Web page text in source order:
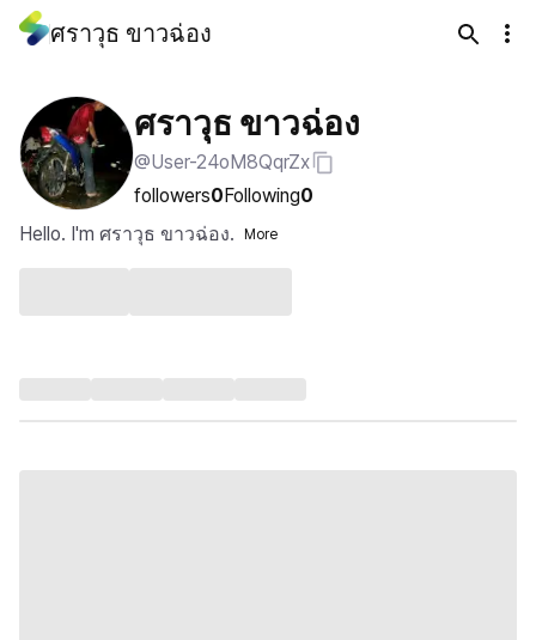
ศราวุธ ขาวฉ่อง
ศราวุธ ขาวฉ่อง
@User-24oM8QqrZx
followers0Following0
Hello. I'm ศราวุธ ขาวฉ่อง.
More